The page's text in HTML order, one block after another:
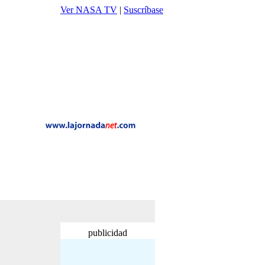
Ver NASA TV | Suscríbase
publicidad